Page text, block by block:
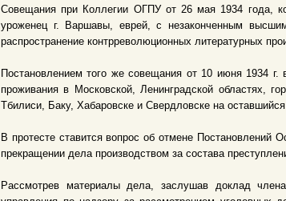
Совещания при Коллегии ОГПУ от 26 мая 1934 года,
уроженец г. Варшавы, еврей, с незаконченным
распространение контрреволюционных литературных
Постановлением того же совещания от 10 июня 1934
проживания в Московской, Ленинградской областях,
Тбилиси, Баку, Хабаровске и Свердловске на оставшийся
В протесте ставится вопрос об отмене
прекращении дела производством за состава
Рассмотрев материалы дела, заслушав доклад